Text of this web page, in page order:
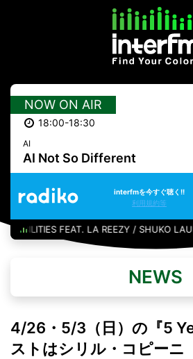
NOW ON AIR
18:00-18:30
AI
AI Not So Different
interfmを今すぐ聴く!!
利用規約等
FEAT. LA REEZY / SHUKO
NEWS
4/26・5/3（日）の『5
ストはシリル・コピーニ